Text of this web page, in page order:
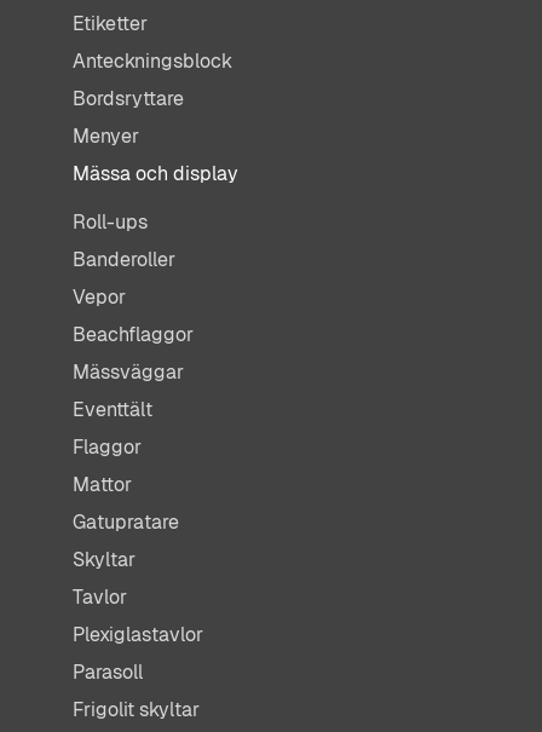
Etiketter
Anteckningsblock
Bordsryttare
Menyer
Mässa och display
Roll-ups
Banderoller
Vepor
Beachflaggor
Mässväggar
Eventtält
Flaggor
Mattor
Gatupratare
Skyltar
Tavlor
Plexiglastavlor
Parasoll
Frigolit skyltar